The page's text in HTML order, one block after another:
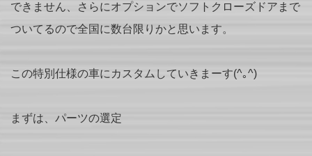
できません、さらにオプションでソフトクローズドアまで
ついてるので全国に数台限りかと思います。
この特別仕様の車にカスタムしていきまーす(^｡^)
まずは、パーツの選定